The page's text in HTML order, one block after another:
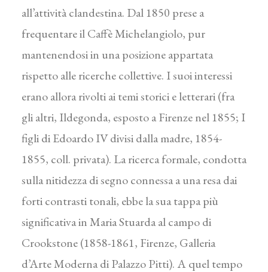
all’attività clandestina. Dal 1850 prese a
frequentare il Caffè Michelangiolo, pur
mantenendosi in una posizione appartata
rispetto alle ricerche collettive. I suoi interessi
erano allora rivolti ai temi storici e letterari (fra
gli altri, Ildegonda, esposto a Firenze nel 1855; I
figli di Edoardo IV divisi dalla madre, 1854-
1855, coll. privata). La ricerca formale, condotta
sulla nitidezza di segno connessa a una resa dai
forti contrasti tonali, ebbe la sua tappa più
significativa in Maria Stuarda al campo di
Crookstone (1858-1861, Firenze, Galleria
d’Arte Moderna di Palazzo Pitti). A quel tempo